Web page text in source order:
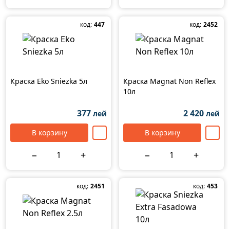
код: 447
Краска Eko Sniezka 5л
377 лей
В корзину
− +
код: 2452
Краска Magnat Non Reflex
10л
2 420 лей
В корзину
− +
код: 2451 код: 453